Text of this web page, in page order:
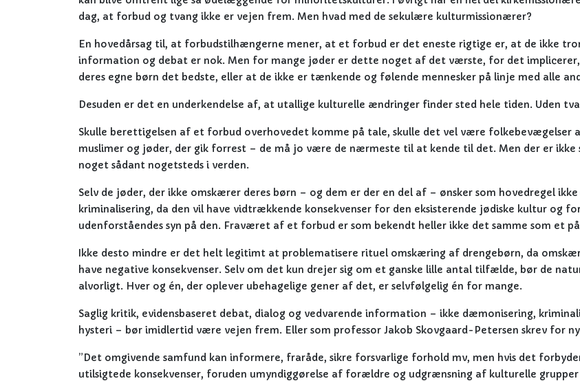
dag, at forbud og tvang ikke er vejen frem. Men hvad med de sekulære kulturmissionærer?
En hovedårsag til, at forbudstilhængerne mener, at et forbud er det eneste rigtige er, at de ikke
information og debat er nok. Men for mange jøder er dette noget af det værste, for det
deres egne børn det bedste, eller at de ikke er tænkende og følende mennesker på linje med alle
Desuden er det en underkendelse af, at utallige kulturelle ændringer finder sted hele tiden. Uden
Skulle berettigelsen af et forbud overhovedet komme på tale, skulle det vel være folkebevægelser
muslimer og jøder, der gik forrest – de må jo være de nærmeste til at kende til det. Men der er ikke
noget sådant nogetsteds i verden.
Selv de jøder, der ikke omskærer deres børn – og dem er der en del af – ønsker som hovedregel
kriminalisering, da den vil have vidtrækkende konsekvenser for den eksisterende jødiske kultur og
udenforståendes syn på den. Fraværet af et forbud er som bekendt heller ikke det samme som et
Ikke desto mindre er det helt legitimt at problematisere rituel omskæring af drengebørn, da
have negative konsekvenser. Selv om det kun drejer sig om et ganske lille antal tilfælde, bør de
alvorligt. Hver og én, der oplever ubehagelige gener af det, er selvfølgelig én for mange.
Saglig kritik, evidensbaseret debat, dialog og vedvarende information – ikke dæmonisering,
hysteri – bør imidlertid være vejen frem. Eller som professor Jakob Skovgaard-Petersen skrev for
”Det omgivende samfund kan informere, fraråde, sikre forsvarlige forhold mv, men hvis det
utilsigtede konsekvenser, foruden umyndiggørelse af forældre og udgrænsning af kulturelle